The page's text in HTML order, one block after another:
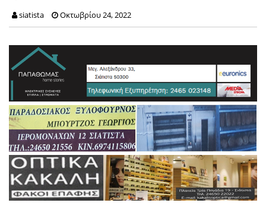
siatista Οκτωβρίου 24, 2022